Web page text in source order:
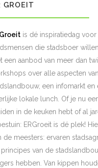
GROEIT
is dé inspiratiedag voor
die stadsboer
een aanbod van meer dan
over alle aspecten van
een infomarkt en
lokale lunch. Of je nu
in de keuken hebt of al
ERGroeit is dé plek!
de meesters: ervaren
van de
hebben. Van kippen